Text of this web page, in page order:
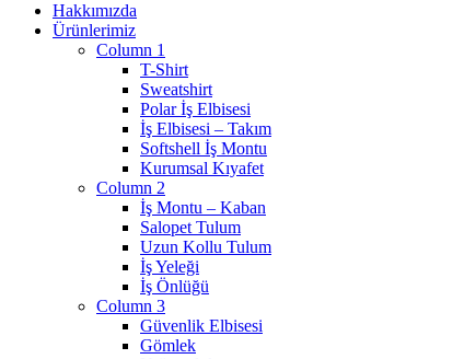
Hakkımızda
Ürünlerimiz
Column 1
T-Shirt
Sweatshirt
Polar İş Elbisesi
İş Elbisesi – Takım
Softshell İş Montu
Kurumsal Kıyafet
Column 2
İş Montu – Kaban
Salopet Tulum
Uzun Kollu Tulum
İş Yeleği
İş Önlüğü
Column 3
Güvenlik Elbisesi
Gömlek